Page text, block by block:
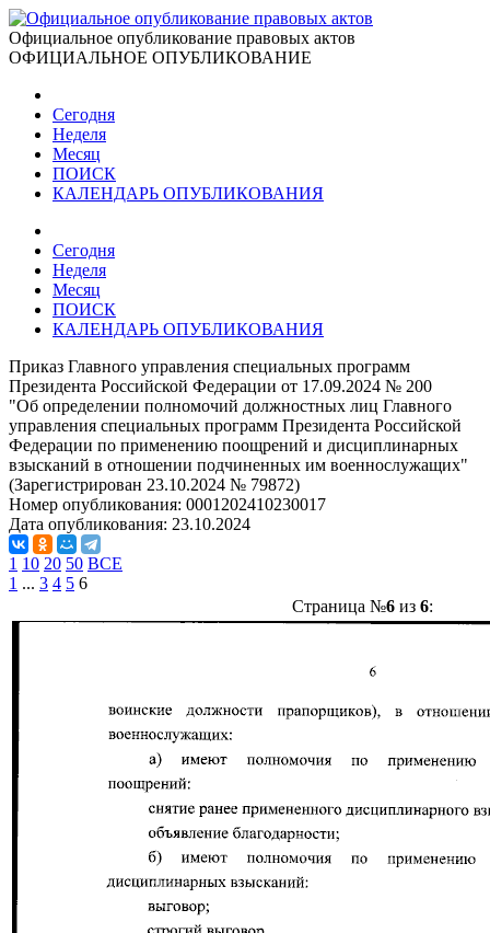
Официальное опубликование правовых актов
ОФИЦИАЛЬНОЕ ОПУБЛИКОВАНИЕ
Сегодня
Неделя
Месяц
ПОИСК
КАЛЕНДАРЬ ОПУБЛИКОВАНИЯ
Сегодня
Неделя
Месяц
ПОИСК
КАЛЕНДАРЬ ОПУБЛИКОВАНИЯ
Приказ Главного управления специальных программ
Президента Российской Федерации от 17.09.2024 № 200
"Об определении полномочий должностных лиц Главного
управления специальных программ Президента Российской
Федерации по применению поощрений и дисциплинарных
взысканий в отношении подчиненных им военнослужащих"
(Зарегистрирован 23.10.2024 № 79872)
Номер опубликования: 0001202410230017
Дата опубликования: 23.10.2024
1 10 20 50 ВСЕ
1 ... 3 4 5 6
Страница №6из 6: